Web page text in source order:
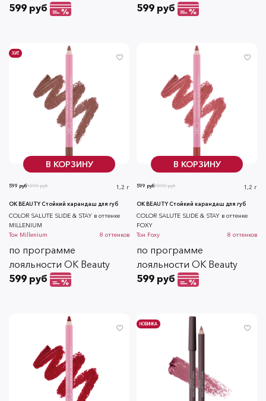
599 руб
599 руб
В КОРЗИНУ
ХИТ
1090 руб
599 руб 1,2 г
OK BEAUTY Стойкий карандаш для губ
COLOR SALUTE SLIDE & STAY в оттенке
MILLENIUM
Тон Millenium 8 оттенков
по программе
лояльности OK Beauty
599 руб
В КОРЗИНУ
1090 руб
599 руб 1,2 г
OK BEAUTY Стойкий карандаш для губ
COLOR SALUTE SLIDE & STAY в оттенке
FOXY
Тон Foxy 8 оттенков
по программе
лояльности OK Beauty
599 руб
НОВИНКА